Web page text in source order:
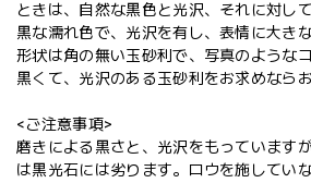
ときは、自然な黒色と光沢、それに対し
黒な濡れ色で、光沢を有し、表情に大き
形状は角の無い玉砂利で、写真のような
黒くて、光沢のある玉砂利をお求めなら
<ご注意事項>
磨きによる黒さと、光沢をもっています
は黒光石には劣ります。ロウを施してい